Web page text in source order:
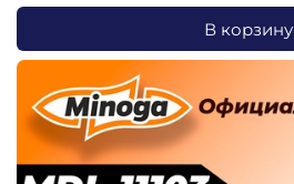
В корзину